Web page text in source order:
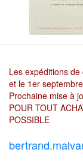
Les expéditions
et le 1er septembre
Prochaine mise à
POUR TOUT
POSSIBLE